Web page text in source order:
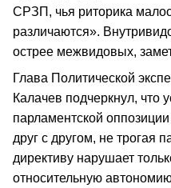
СРЗП, чья риторика
различаются».
острее межвидовых,
Глава Политической
Калачев подчеркнул, что
парламентской
друг с другом, не трогая
директиву нарушает
относительную